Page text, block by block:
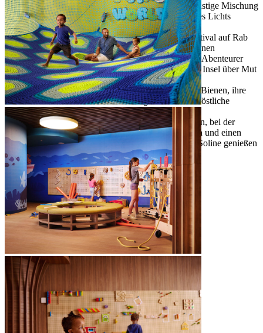
Regenbogen-Wissenschaftsexperiment: Eine lustige Mischung
aus Wissenschaft und Magie, die die Farben des Lichts
erkundet
Sandskulpturen: Inspiriert vom Sandfigurenfestival auf Rab
gestalten Kinder ihre eigenen sandigen Kreationen
Die Legende von Kalifront und Draga: Kleine Abenteurer
tauchen ein in die mythischen Geschichten der Insel über Mut
und Magie
Imker-Gespräch: Kinder lernen das Leben der Bienen, ihre
Rolle in der Natur kennen und genießen eine köstliche
Honigverkostung
Reiterlebnis: Geführte Einführung in das Reiten, bei der
Kinder die Grundlagen der Pferdepflege lernen und einen
kurzen, beaufsichtigten Ausritt auf der Ranch Soline genießen
können (einmal pro Woche in der Hochsaison)